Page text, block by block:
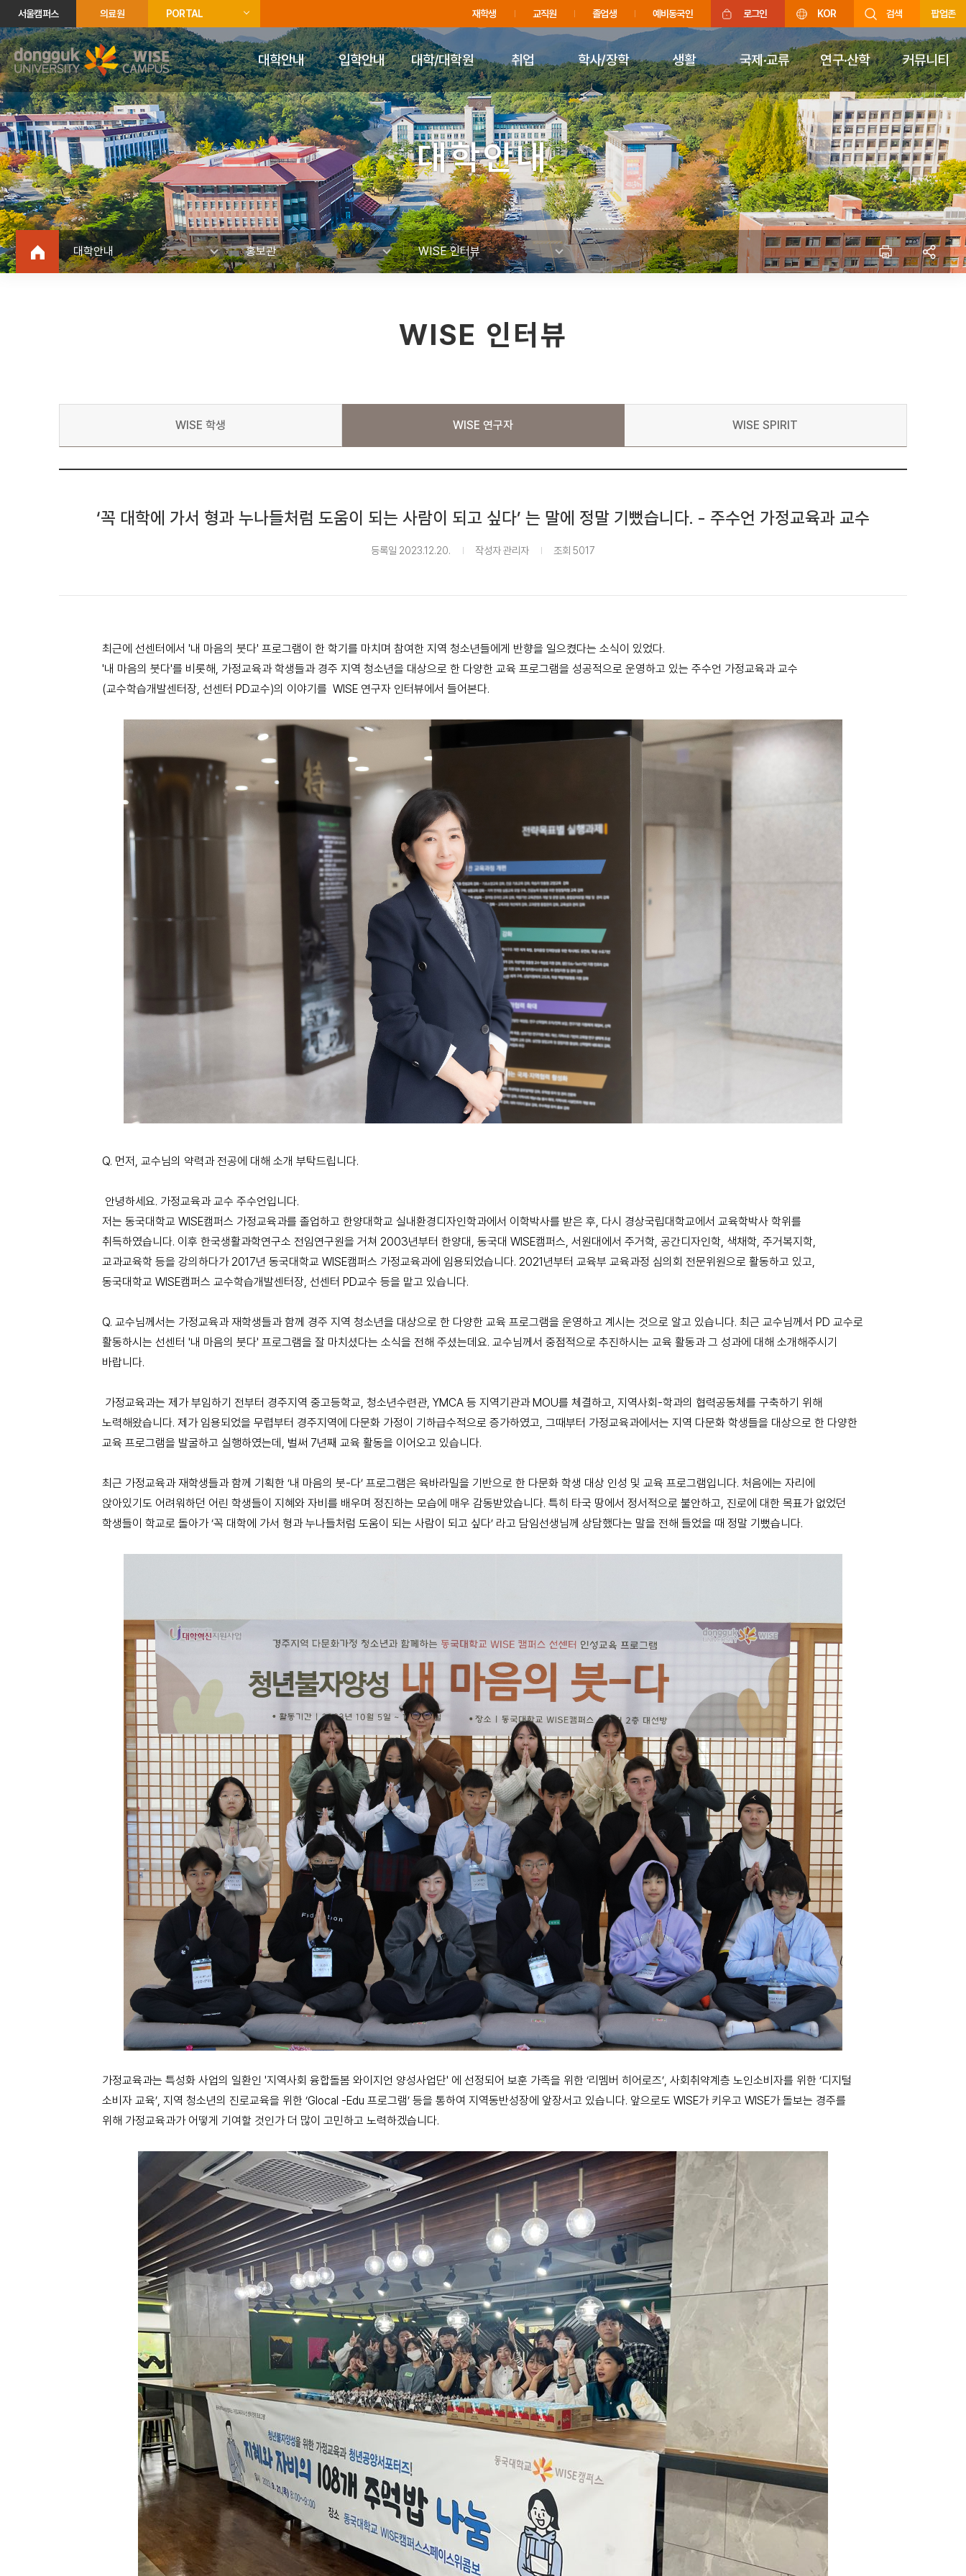
주메뉴 바로가기
푸터 바로가기
서울캠퍼스 의료원 PORTAL 재학생 교직원 졸업생 예비동국인 로그인 KOR 검색 팝업존
대학안내 입학안내 대학/대학원 취업 학사/장학 생활 국제·교류 연구·산학 커뮤니티
대학안내
대학안내 홍보관 WISE 인터뷰
WISE 인터뷰
WISE 학생 WISE 연구자 WISE SPIRIT
‘꼭 대학에 가서 형과 누나들처럼 도움이 되는 사람이 되고 싶다’ 는 말에 정말 기뻤습니다. - 주수언 가정교육과 교수
등록일 2023.12.20. 작성자 관리자 조회 5017
최근에 선센터에서 '내 마음의 붓다' 프로그램이 한 학기를 마치며 참여한 지역 청소년들에게 반향을 일으켰다는 소식이 있었다.
'내 마음의 붓다'를 비롯해, 가정교육과 학생들과 경주 지역 청소년을 대상으로 한 다양한 교육 프로그램을 성공적으로 운영하고 있는 주수언 가정교육과 교수
(교수학습개발센터장, 선센터 PD교수)의 이야기를 WISE 연구자 인터뷰에서 들어본다.
Q. 먼저, 교수님의 약력과 전공에 대해 소개 부탁드립니다.
안녕하세요. 가정교육과 교수 주수언입니다.
저는 동국대학교 WISE캠퍼스 가정교육과를 졸업하고 한양대학교 실내환경디자인학과에서 이학박사를 받은 후, 다시 경상국립대학교에서 교육학박사 학위를
취득하였습니다. 이후 한국생활과학연구소 전임연구원을 거쳐 2003년부터 한양대, 동국대 WISE캠퍼스, 서원대에서 주거학, 공간디자인학, 색채학, 주거복지학,
교과교육학 등을 강의하다가 2017년 동국대학교 WISE캠퍼스 가정교육과에 임용되었습니다. 2021년부터 교육부 교육과정 심의회 전문위원으로 활동하고 있고,
동국대학교 WISE캠퍼스 교수학습개발센터장, 선센터 PD교수 등을 맡고 있습니다.
Q. 교수님께서는 가정교육과 재학생들과 함께 경주 지역 청소년을 대상으로 한 다양한 교육 프로그램을 운영하고 계시는 것으로 알고 있습니다. 최근 교수님께서 PD 교수로
활동하시는 선센터 '내 마음의 붓다' 프로그램을 잘 마치셨다는 소식을 전해 주셨는데요. 교수님께서 중점적으로 추진하시는 교육 활동과 그 성과에 대해 소개해주시기
바랍니다.
가정교육과는 제가 부임하기 전부터 경주지역 중고등학교, 청소년수련관, YMCA 등 지역기관과 MOU를 체결하고, 지역사회-학과의 협력공동체를 구축하기 위해
노력해왔습니다. 제가 임용되었을 무렵부터 경주지역에 다문화 가정이 기하급수적으로 증가하였고, 그때부터 가정교육과에서는 지역 다문화 학생들을 대상으로 한 다양한
교육 프로그램을 발굴하고 실행하였는데, 벌써 7년째 교육 활동을 이어오고 있습니다.
최근 가정교육과 재학생들과 함께 기획한 ‘내 마음의 붓-다’ 프로그램은 육바라밀을 기반으로 한 다문화 학생 대상 인성 및 교육 프로그램입니다. 처음에는 자리에
앉아있기도 어려워하던 어린 학생들이 지혜와 자비를 배우며 정진하는 모습에 매우 감동받았습니다. 특히 타국 땅에서 정서적으로 불안하고, 진로에 대한 목표가 없었던
학생들이 학교로 돌아가 ‘꼭 대학에 가서 형과 누나들처럼 도움이 되는 사람이 되고 싶다’ 라고 담임선생님께 상담했다는 말을 전해 들었을 때 정말 기뻤습니다.
가정교육과는 특성화 사업의 일환인 '지역사회 융합돌봄 와이지언 양성사업단' 에 선정되어 보훈 가족을 위한 ‘리멤버 히어로즈’, 사회취약계층 노인소비자를 위한 ‘디지털
소비자 교육’, 지역 청소년의 진로교육을 위한 ‘Glocal -Edu 프로그램’ 등을 통하여 지역동반성장에 앞장서고 있습니다. 앞으로도 WISE가 키우고 WISE가 돌보는 경주를
위해 가정교육과가 어떻게 기여할 것인가 더 많이 고민하고 노력하겠습니다.